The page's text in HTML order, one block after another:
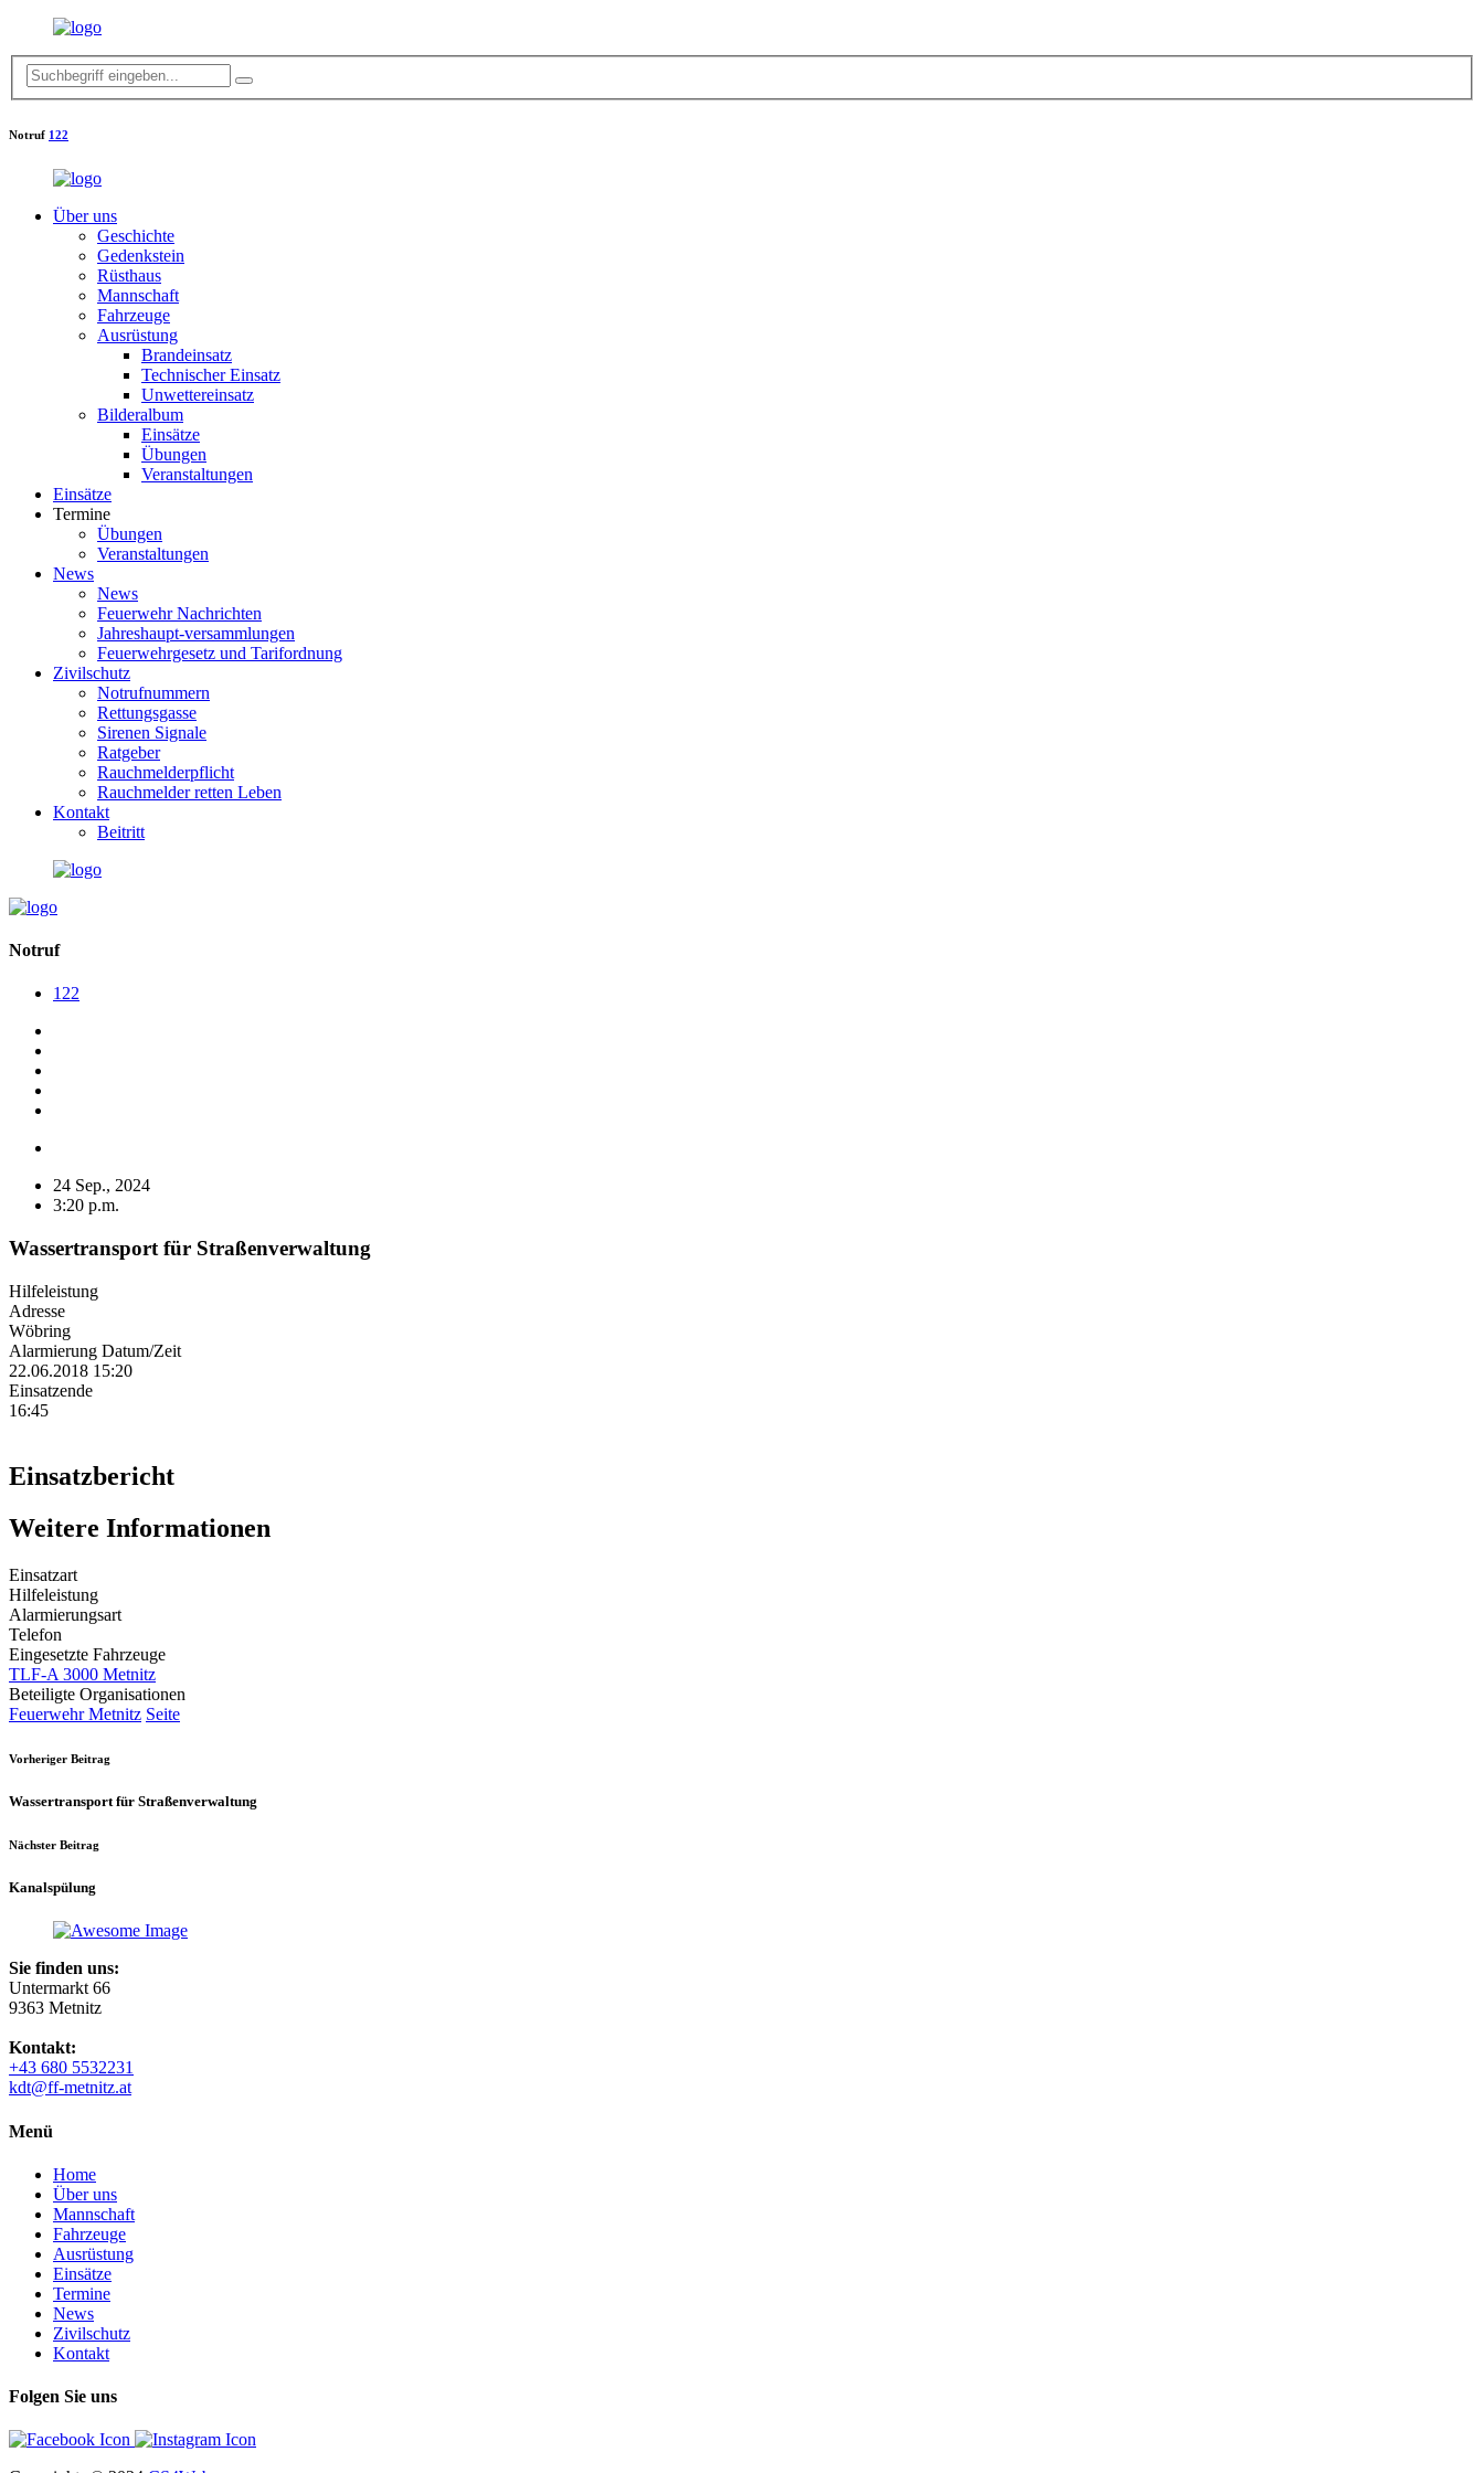
Notruf 122
Über uns
Geschichte
Gedenkstein
Rüsthaus
Mannschaft
Fahrzeuge
Ausrüstung
Brandeinsatz
Technischer Einsatz
Unwettereinsatz
Bilderalbum
Einsätze
Übungen
Veranstaltungen
Einsätze
Termine
Übungen
Veranstaltungen
News
News
Feuerwehr Nachrichten
Jahreshaupt-versammlungen
Feuerwehrgesetz und Tarifordnung
Zivilschutz
Notrufnummern
Rettungsgasse
Sirenen Signale
Ratgeber
Rauchmelderpflicht
Rauchmelder retten Leben
Kontakt
Beitritt
Notruf
122
24 Sep., 2024
3:20 p.m.
Wassertransport für Straßenverwaltung
Hilfeleistung
Adresse
Wöbring
Alarmierung Datum/Zeit
22.06.2018 15:20
Einsatzende
16:45
Einsatzbericht
Weitere Informationen
Einsatzart
Hilfeleistung
Alarmierungsart
Telefon
Eingesetzte Fahrzeuge
TLF-A 3000 Metnitz
Beteiligte Organisationen
Feuerwehr Metnitz Seite
Vorheriger Beitrag
Wassertransport für Straßenverwaltung
Nächster Beitrag
Kanalspülung
Sie finden uns:
Untermarkt 66
9363 Metnitz
Kontakt:
+43 680 5532231
kdt@ff-metnitz.at
Menü
Home
Über uns
Mannschaft
Fahrzeuge
Ausrüstung
Einsätze
Termine
News
Zivilschutz
Kontakt
Folgen Sie uns